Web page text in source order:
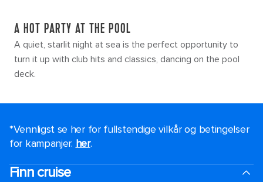
A HOT PARTY AT THE POOL
A quiet, starlit night at sea is the perfect opportunity to
turn it up with club hits and classics, dancing on the pool
deck.
*Vennligst se her for fullstendige vilkår og betingelser
for kampanjer. her.
Finn cruise